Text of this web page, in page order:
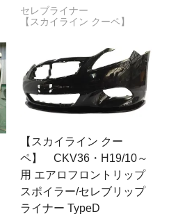
セレブライナー
【スカイライン クーペ】
【スカイライン クー
ペ】 CKV36・H19/10～
用 エアロフロントリップ
スポイラー/セレブリップ
ライナー TypeD